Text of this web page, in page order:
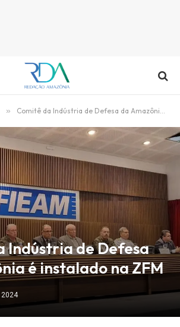
» Comitê da Indústria de Defesa da Amazônia é instalado na ZFM
Indústria de Defesa
é instalado na ZFM
2024